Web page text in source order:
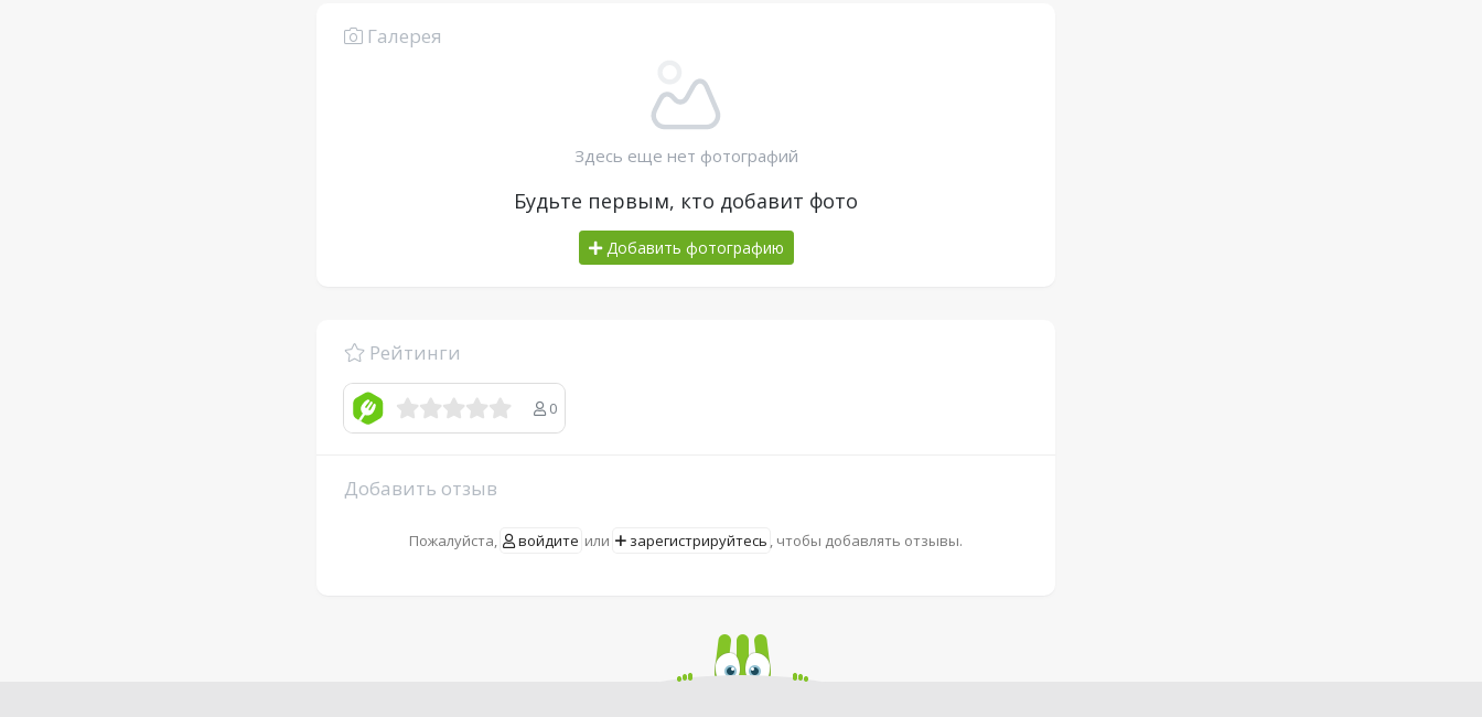
Галерея
Здесь еще нет фотографий
Будьте первым, кто добавит фото
Добавить фотографию
Рейтинги
0
Добавить отзыв
Пожалуйста, войдите или зарегистрируйтесь , чтобы добавлять отзывы.